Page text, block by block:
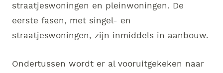
straatjeswoningen en pleinwoningen. De
eerste fasen, met singel- en
straatjeswoningen, zijn inmiddels in aanbouw.
Ondertussen wordt er al vooruitgekeken naar